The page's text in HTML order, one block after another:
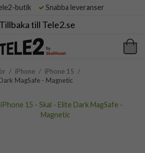
butik Snabba leveranser
till Tele2.se
/ iPhone / iPhone 15 /
MagSafe - Magnetic